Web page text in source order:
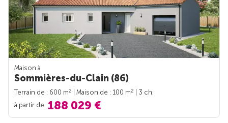
Maison à
Sommières-du-Clain (86)
Terrain de : 600 m2 | Maison de : 100 m2
| 3 ch.
à partir de 188 029 €